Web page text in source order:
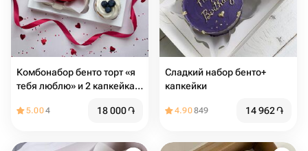
Комбонабор бенто торт «я
тебя люблю» и 2 капкейка с
5.004 18 000֏
Сладкий набор бенто+
капкейки
4.90849 14 962֏